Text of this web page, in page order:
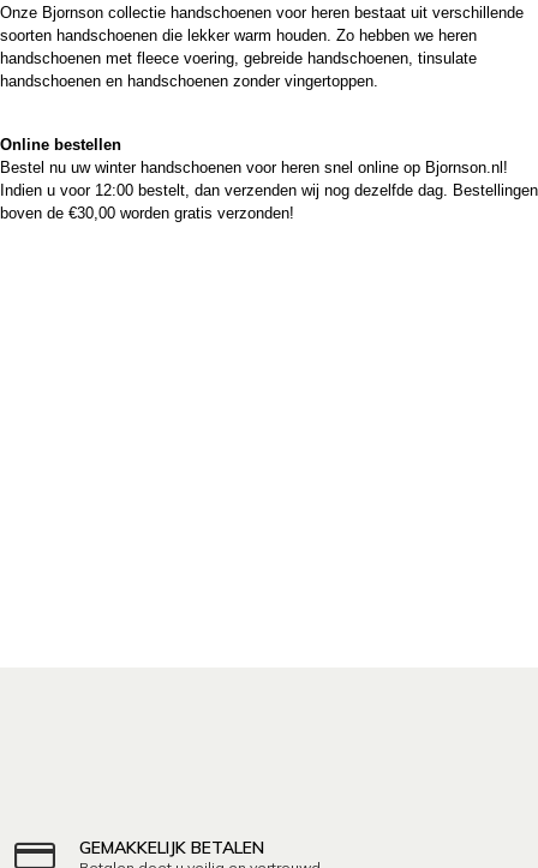
Onze Bjornson collectie handschoenen voor heren bestaat uit verschillende
soorten handschoenen die lekker warm houden. Zo hebben we heren
handschoenen met fleece voering, gebreide handschoenen, tinsulate
handschoenen en handschoenen zonder vingertoppen.
Online bestellen
Bestel nu uw winter handschoenen voor heren snel online op Bjornson.nl!
Indien u voor 12:00 bestelt, dan verzenden wij nog dezelfde dag. Bestellingen
boven de €30,00 worden gratis verzonden!
GEMAKKELIJK BETALEN